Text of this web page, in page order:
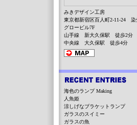
みきデザイン工房
東京都新宿区百人町2-11-24 染
グロービル7F
山手線 新大久保駅 徒歩2分
中央線 大久保駅 徒歩4分
海色のランプ Making
人魚姫
涼しげなブラケットランプ
ガラスのスイミー
ガラスの魚